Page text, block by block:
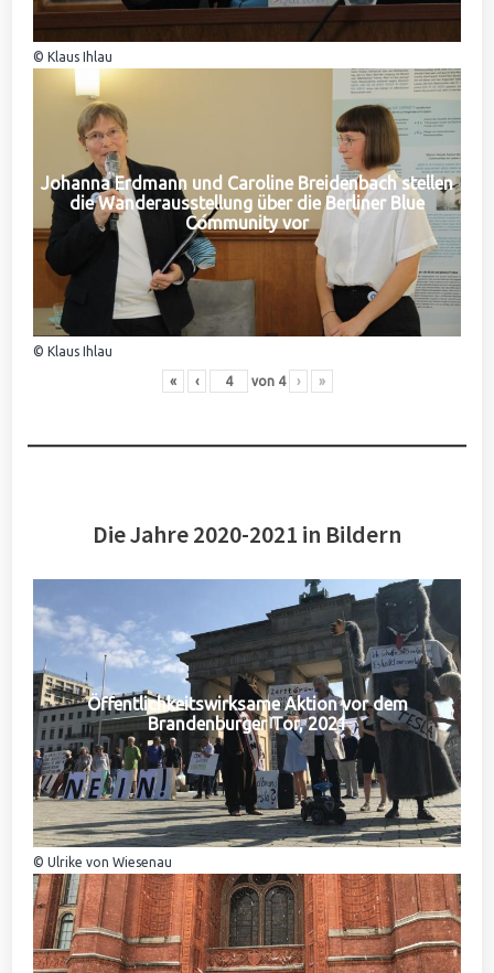
© Klaus Ihlau
Johanna Erdmann und Caroline Breidenbach stellen
die Wanderausstellung über die Berliner Blue
Community vor
© Klaus Ihlau
« ‹ von 4 › »
Die Jahre 2020-2021 in Bildern
Öffentlichkeitswirksame Aktion vor dem
Brandenburger Tor, 2021
© Ulrike von Wiesenau